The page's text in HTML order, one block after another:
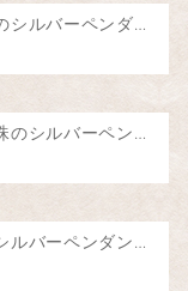
月と猫のシルバーペンダント（ブルートパーズ）
猫に真珠のシルバーペンダント
寝子のシルバーペンダント/猫のゆりかご